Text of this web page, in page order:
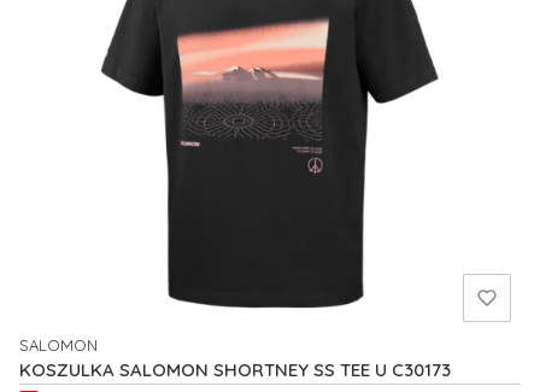
KOSZULKA SALOMON SHORTNEY SS TEE U C30173
PRODUCENT
SALOMON